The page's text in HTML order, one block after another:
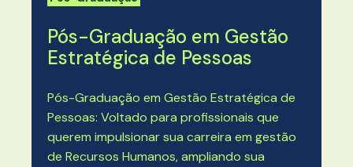
Pós-Graduação em Gestão
Estratégica de Pessoas
Pós-Graduação em Gestão Estratégica de
Pessoas: Voltado para profissionais que
querem impulsionar sua carreira em gestão
de Recursos Humanos, ampliando sua